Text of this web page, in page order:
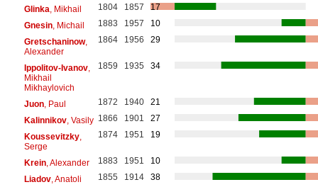
Glinka , Mikhail 1804 1857
17
Gnesin, Michail 1883 1957
10
Gretschaninow,
Alexander
1864 1956 29
Ippolitov-Ivanov,
Mikhail
Mikhaylovich
1859 1935 34
Juon, Paul 1872 1940
21
Kalinnikov, Vasily 1866 1901
27
Koussevitzky,
Serge
1874 1951 19
Krein, Alexander 1883 1951
10
Liadov, Anatoli 1855 1914
38